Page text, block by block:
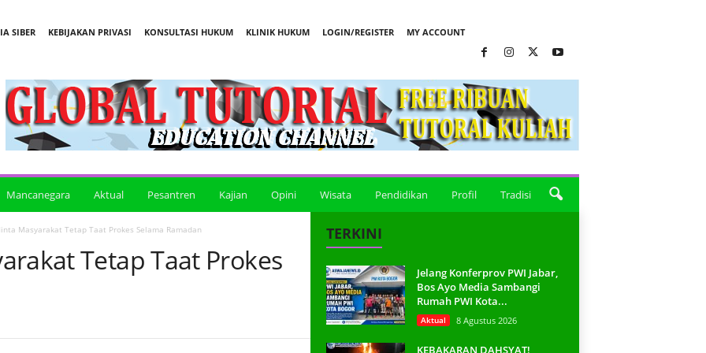
SIBER KEBIJAKAN PRIVASI KONSULTASI HUKUM KLINIK HUKUM LOGIN/REGISTER MY ACCOUNT
Mancanegara Aktual Pesantren Kajian Opini Wisata Pendidikan Profil Tradisi
Masyarakat Tetap Taat Prokes Selama Ramadan
Tetap Taat Prokes
TERKINI
Jelang Konferprov PWI Jabar,
Bos Ayo Media Sambangi
Rumah PWI Kota...
Aktual 8 Agustus 2026
KEBAKARAN DAHSYAT!